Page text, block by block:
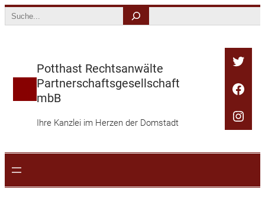
Search
Potthast Rechtsanwälte
Partnerschaftsgesellschaft
mbB
Ihre Kanzlei im Herzen der Domstadt